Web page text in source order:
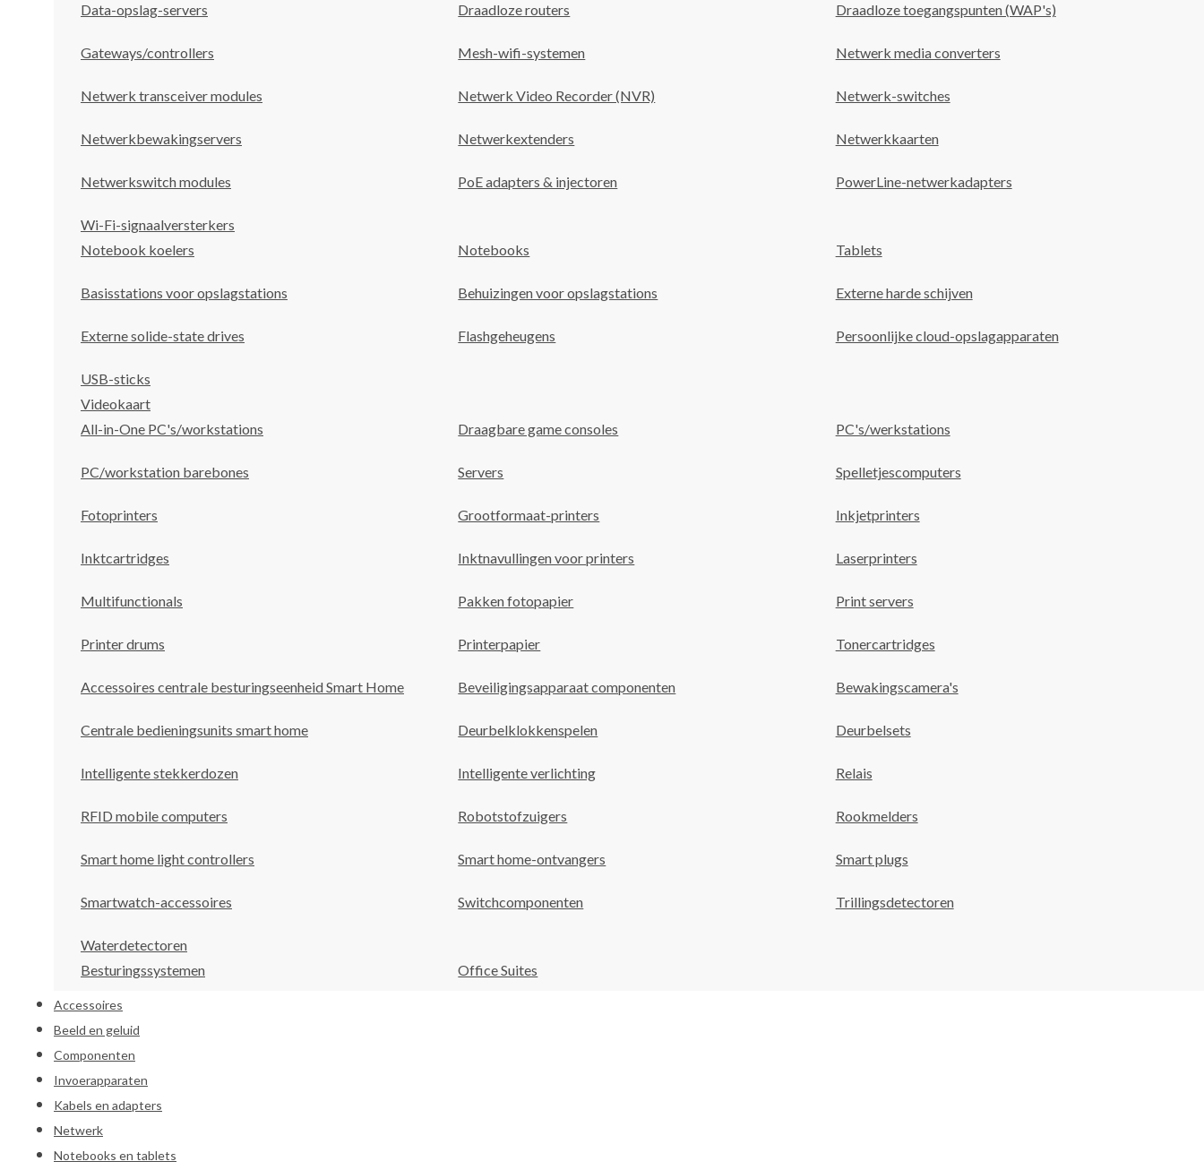
Data-opslag-servers Draadloze routers Draadloze toegangspunten (WAP's)
Gateways/controllers Mesh-wifi-systemen Netwerk media converters
Netwerk transceiver modules Netwerk Video Recorder (NVR) Netwerk-switches
Netwerkbewakingservers Netwerkextenders Netwerkkaarten
Netwerkswitch modules PoE adapters & injectoren PowerLine-netwerkadapters
Wi-Fi-signaalversterkers
Notebook koelers
Notebooks Tablets
Basisstations voor opslagstations Behuizingen voor opslagstations Externe harde schijven
Externe solide-state drives Flashgeheugens Persoonlijke cloud-opslagapparaten
USB-sticks
Videokaart
All-in-One PC's/workstations
Draagbare game consoles PC's/werkstations
PC/workstation barebones Servers Spelletjescomputers
Fotoprinters Grootformaat-printers Inkjetprinters
Inktcartridges Inktnavullingen voor printers Laserprinters
Multifunctionals Pakken fotopapier Print servers
Printer drums Printerpapier Tonercartridges
Accessoires centrale besturingseenheid Smart Home Beveiligingsapparaat componenten Bewakingscamera's
Centrale bedieningsunits smart home Deurbelklokkenspelen Deurbelsets
Intelligente stekkerdozen Intelligente verlichting Relais
RFID mobile computers Robotstofzuigers Rookmelders
Smart home light controllers Smart home-ontvangers Smart plugs
Smartwatch-accessoires Switchcomponenten Trillingsdetectoren
Waterdetectoren
Besturingssystemen
Office Suites
Accessoires
Beeld en geluid
Componenten
Invoerapparaten
Kabels en adapters
Netwerk
Notebooks en tablets